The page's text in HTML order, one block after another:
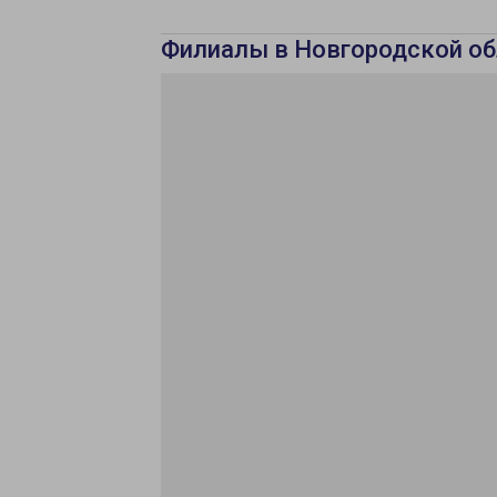
Филиалы в Новгородской